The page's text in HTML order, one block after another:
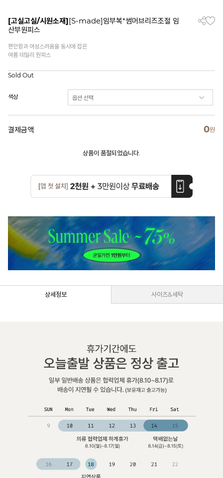
[고실고실/시원소재][S-made]임부복*썸머브리즈조절 임
산부원피스
편안함과 여성스러움을 동시에 잡은
여름 데일리 원피스
Sold Out
색상
결제금액 0원
상품이 품절되었습니다.
상세정보 사이즈&세탁